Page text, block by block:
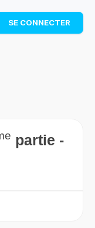
les maths cet
avec des
SE CONNECTER
partie -